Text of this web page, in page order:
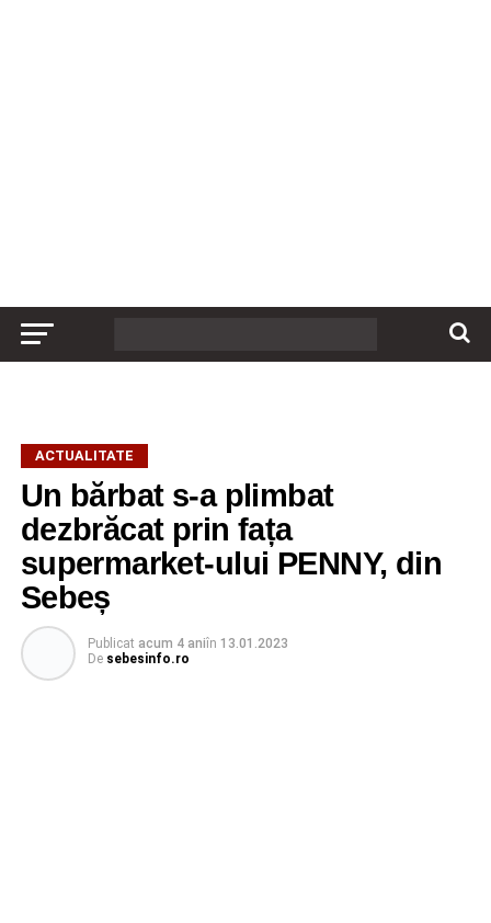
ACTUALITATE
Un bărbat s-a plimbat
dezbrăcat prin fața
supermarket-ului PENNY, din
Sebeș
Publicat acum 4 aniîn 13.01.2023
De sebesinfo.ro